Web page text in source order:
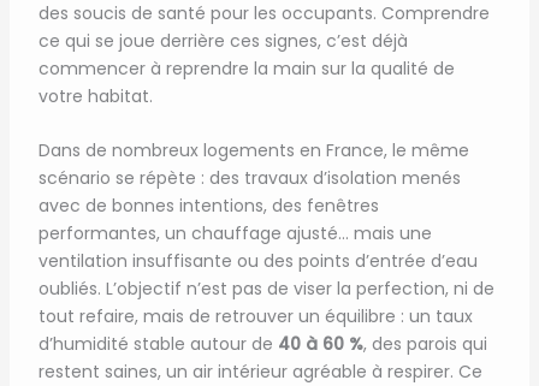
des soucis de santé pour les occupants. Comprendre
ce qui se joue derrière ces signes, c’est déjà
commencer à reprendre la main sur la qualité de
votre habitat.
Dans de nombreux logements en France, le même
scénario se répète : des travaux d’isolation menés
avec de bonnes intentions, des fenêtres
performantes, un chauffage ajusté… mais une
ventilation insuffisante ou des points d’entrée d’eau
oubliés. L’objectif n’est pas de viser la perfection, ni de
tout refaire, mais de retrouver un équilibre : un taux
d’humidité stable autour de 40 à 60 %, des parois qui
restent saines, un air intérieur agréable à respirer. Ce